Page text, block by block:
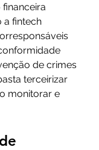
a fintech
de crimes
terceirizar
monitorar e